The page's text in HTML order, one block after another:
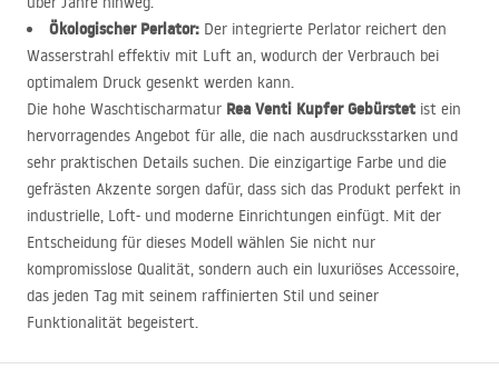
Ökologischer Perlator: Der integrierte Perlator reichert den
Wasserstrahl effektiv mit Luft an, wodurch der Verbrauch bei
optimalem Druck gesenkt werden kann.
Die hohe Waschtischarmatur Rea Venti Kupfer Gebürstet ist ein
hervorragendes Angebot für alle, die nach ausdrucksstarken und
sehr praktischen Details suchen. Die einzigartige Farbe und die
gefrästen Akzente sorgen dafür, dass sich das Produkt perfekt in
industrielle, Loft- und moderne Einrichtungen einfügt. Mit der
Entscheidung für dieses Modell wählen Sie nicht nur
kompromisslose Qualität, sondern auch ein luxuriöses Accessoire,
das jeden Tag mit seinem raffinierten Stil und seiner
Funktionalität begeistert.